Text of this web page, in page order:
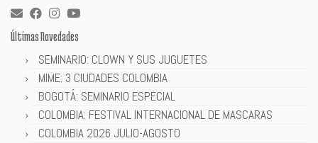
Últimas Novedades
SEMINARIO: CLOWN Y SUS JUGUETES
MIME: 3 CIUDADES COLOMBIA
BOGOTÁ: SEMINARIO ESPECIAL
COLOMBIA: FESTIVAL INTERNACIONAL DE MASCARAS
COLOMBIA 2026 JULIO-AGOSTO